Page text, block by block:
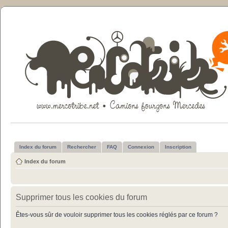
Index du forum Rechercher FAQ Connexion Inscription
Index du forum
Supprimer tous les cookies du forum
Êtes-vous sûr de vouloir supprimer tous les cookies réglés par ce forum ?